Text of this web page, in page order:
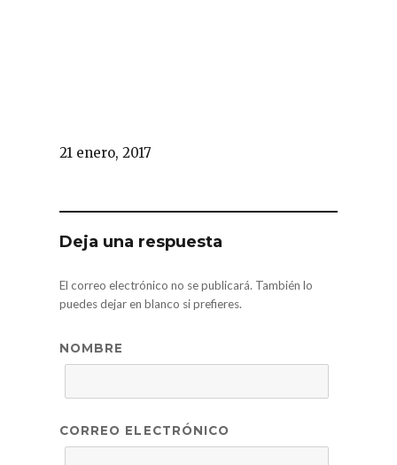
21 enero, 2017
Deja una respuesta
El correo electrónico no se publicará. También lo
puedes dejar en blanco si prefieres.
NOMBRE
CORREO ELECTRÓNICO